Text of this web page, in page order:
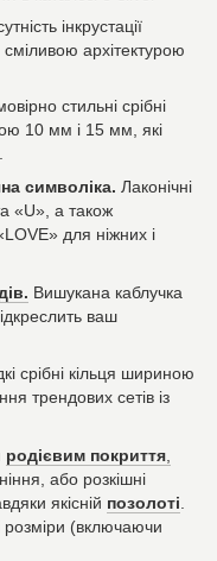
інкрустації
архітектурою
стильні срібні
10 мм і 15 мм, які
символіка. Лаконічні
«U», а також
для ніжних і
Вишукана каблучка
ваш
срібні кільця шириною
трендових сетів із
родієвим покриття
або розкішні
якісній позолоті
розміри (включаючи